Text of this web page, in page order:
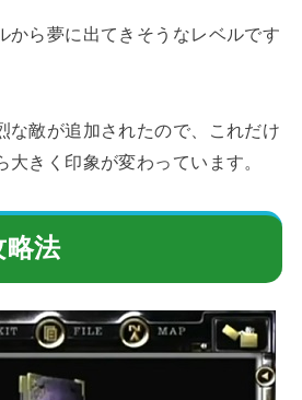
から夢に出てきそうなレベルです
な敵が追加されたので、これだけ
大きく印象が変わっています。
略法